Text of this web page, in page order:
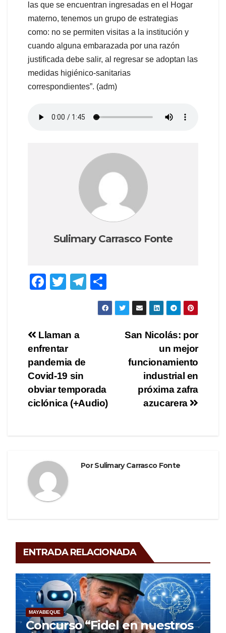
las que se encuentran ingresadas en el Hogar
materno, tenemos un grupo de estrategias
como: no se permiten visitas a la institución y
cuando alguna embarazada por una razón
justificada debe salir, al regresar se adoptan las
medidas higiénico-sanitarias
correspondientes”. (adm)
Sulimary Carrasco Fonte
F
e
b
o
o
k
T
er
T
el o
m
Navegación
de
entradas
San Nicolás: por
un mejor
funcionamiento
industrial en
próxima zafra
azucarera
Llaman a
enfrentar
pandemia de
Covid-19 sin
obviar temporada
ciclónica (+Audio)
PorSulimary Carrasco Fonte
ENTRADA RELACIONADA
MAYABEQUE
Concurso “Fidel en nuestros